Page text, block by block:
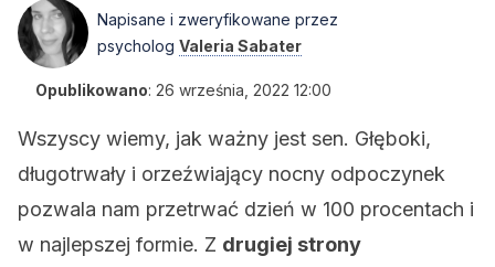
Napisane i zweryfikowane przez
psycholog Valeria Sabater
Opublikowano: 26 września, 2022 12:00
Wszyscy wiemy, jak ważny jest sen. Głęboki,
długotrwały i orzeźwiający nocny odpoczynek
pozwala nam przetrwać dzień w 100 procentach i
w najlepszej formie. Z drugiej strony